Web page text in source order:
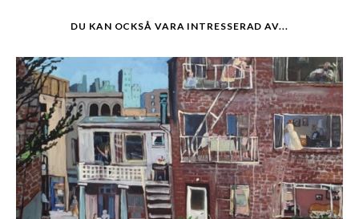
DU KAN OCKSÅ VARA INTRESSERAD AV...